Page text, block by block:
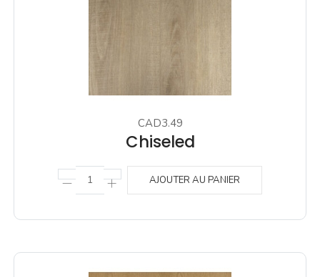
CAD3.49
Chiseled
AJOUTER AU PANIER